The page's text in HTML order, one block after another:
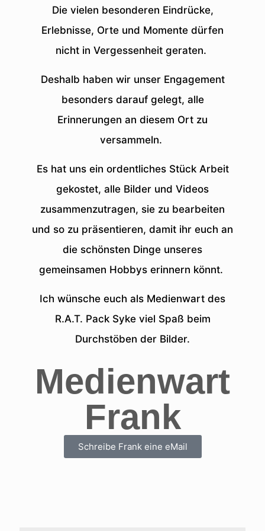
Die vielen besonderen Eindrücke,
Erlebnisse, Orte und Momente dürfen
nicht in Vergessenheit geraten.
Deshalb haben wir unser Engagement
besonders darauf gelegt, alle
Erinnerungen an diesem Ort zu
versammeln.
Es hat uns ein ordentliches Stück Arbeit
gekostet, alle Bilder und Videos
zusammenzutragen, sie zu bearbeiten
und so zu präsentieren, damit ihr euch an
die schönsten Dinge unseres
gemeinsamen Hobbys erinnern könnt.
Ich wünsche euch als Medienwart des
R.A.T. Pack Syke viel Spaß beim
Durchstöben der Bilder.
Medienwart
Frank
Schreibe Frank eine eMail